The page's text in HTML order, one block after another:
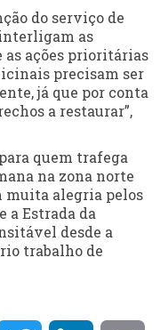
do serviço de
as
as ações prioritárias
precisam ser
já que por conta
a restaurar”,
quem trafega
na zona norte
muita alegria pelos
a Estrada da
desde a
trabalho de